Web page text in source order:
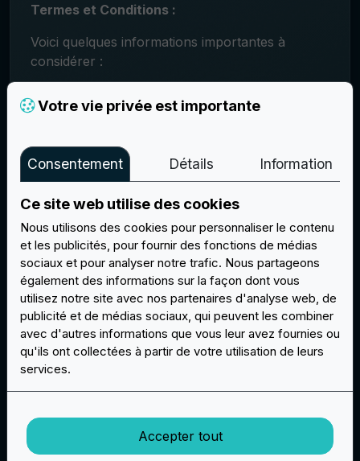
Termes et Conditions :
Voici quelques informations importantes à
considérer :
uniquement aux produits personnalisés avec
comparables.
La demande doit être présentée pendant la
Sont exclus les prix des offres spéciales,
promotions à durée limitée ou réductions
réservées aux membres de programmes de
fidélité.
Nous nous réservons le droit de refuser les
demandes qui ne respectent pas les
exigences spécifiques de notre politique de
Garantie du Meilleur Prix.
Votre partenaire pour des patches
personnalisés :
Notre Garantie du Meilleur Prix reflète notre
engagement envers la satisfaction de nos clients
Votre vie privée est importante
Consentement Détails Information
Ce site web utilise des cookies
Nous utilisons des cookies pour personnaliser le contenu
et les publicités, pour fournir des fonctions de médias
sociaux et pour analyser notre trafic. Nous partageons
également des informations sur la façon dont vous
utilisez notre site avec nos partenaires d'analyse web, de
publicité et de médias sociaux, qui peuvent les combiner
avec d'autres informations que vous leur avez fournies ou
qu'ils ont collectées à partir de votre utilisation de leurs
services.
Accepter tout